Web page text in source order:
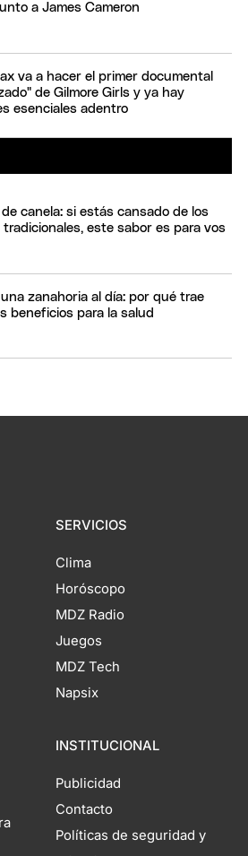
a James Cameron
va a hacer el primer documental
de Gilmore Girls y ya hay
esenciales adentro
de canela: si estás cansado de los
este sabor es para vos
zanahoria al día: por qué trae
beneficios para la salud
SERVICIOS
Clima
Horóscopo
MDZ Radio
Juegos
MDZ Tech
Napsix
INSTITUCIONAL
Publicidad
Contacto
Políticas de seguridad y